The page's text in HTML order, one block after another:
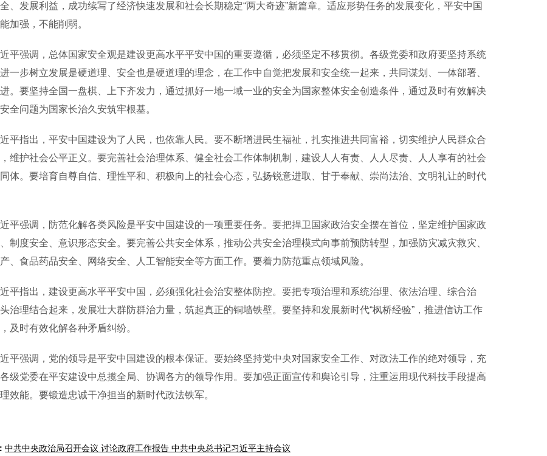
、发展利益，成功续写了经济快速发展和社会长期稳定“两大奇迹”新篇章。适应形势任务的发展变化，平安中国
加强，不能削弱。
强调，总体国家安全观是建设更高水平平安中国的重要遵循，必须坚定不移贯彻。各级党委和政府要坚持系统
一步树立发展是硬道理、安全也是硬道理的理念，在工作中自觉把发展和安全统一起来，共同谋划、一体部署、
。要坚持全国一盘棋、上下齐发力，通过抓好一地一域一业的安全为国家整体安全创造条件，通过及时有效解决
全问题为国家长治久安筑牢根基。
指出，平安中国建设为了人民，也依靠人民。要不断增进民生福祉，扎实推进共同富裕，切实维护人民群众合
维护社会公平正义。要完善社会治理体系、健全社会工作体制机制，建设人人有责、人人尽责、人人享有的社会
体。要培育自尊自信、理性平和、积极向上的社会心态，弘扬锐意进取、甘于奉献、崇尚法治、文明礼让的时代
强调，防范化解各类风险是平安中国建设的一项重要任务。要把捍卫国家政治安全摆在首位，坚定维护国家政
制度安全、意识形态安全。要完善公共安全体系，推动公共安全治理模式向事前预防转型，加强防灾减灾救灾、
、食品药品安全、网络安全、人工智能安全等方面工作。要着力防范重点领域风险。
指出，建设更高水平平安中国，必须强化社会治安整体防控。要把专项治理和系统治理、依法治理、综合治
治理结合起来，发展壮大群防群治力量，筑起真正的铜墙铁壁。要坚持和发展新时代“枫桥经验”，推进信访工作
及时有效化解各种矛盾纠纷。
强调，党的领导是平安中国建设的根本保证。要始终坚持党中央对国家安全工作、对政法工作的绝对领导，充
级党委在平安建设中总揽全局、协调各方的领导作用。要加强正面宣传和舆论引导，注重运用现代科技手段提高
效能。要锻造忠诚干净担当的新时代政法铁军。
中共中央政治局召开会议 讨论政府工作报告 中共中央总书记习近平主持会议